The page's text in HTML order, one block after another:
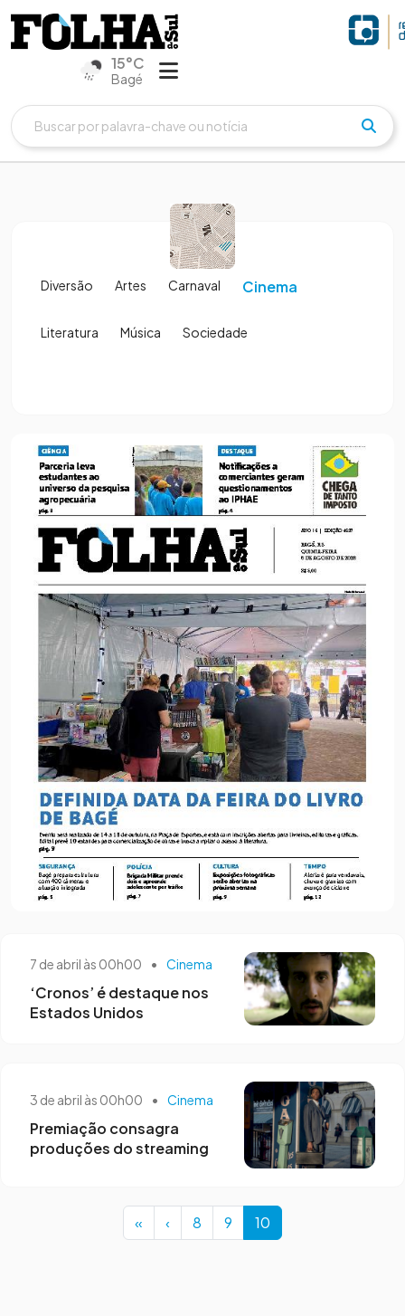
15°C
Bagé
Diversão Artes Carnaval Cinema
Literatura Música Sociedade
7 de abril às 00h00 • Cinema
‘Cronos’ é destaque nos
Estados Unidos
3 de abril às 00h00 • Cinema
Premiação consagra
produções do streaming
« ‹ Page
8 Page
9 Current Page
10